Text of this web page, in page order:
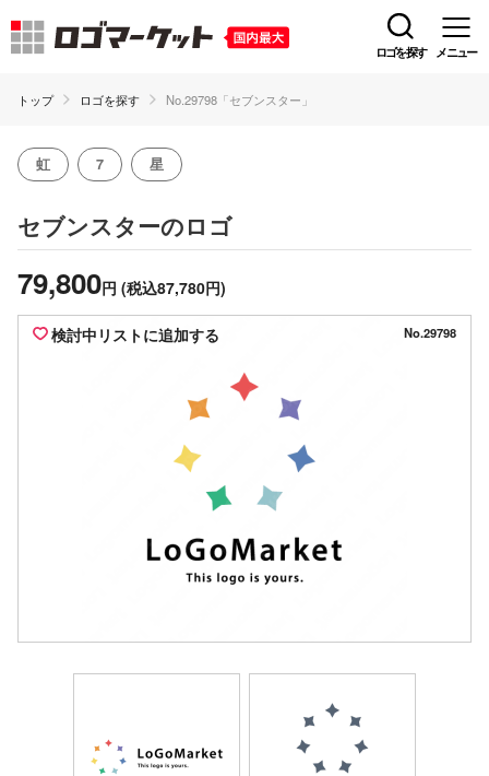
ロゴを探す メニュー
トップ ロゴを探す No.29798「セブンスター」
虹 7 星
セブンスターのロゴ
79,800円 (税込87,780円)
検討中リストに追加する No.29798